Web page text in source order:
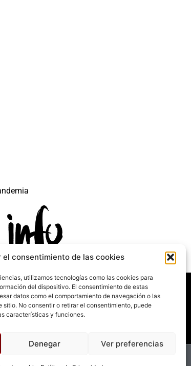
el consentimiento de las cookies
utilizamos tecnologías como las cookies para
del dispositivo. El consentimiento de estas
datos como el comportamiento de navegación o las
No consentir o retirar el consentimiento, puede
características y funciones.
Denegar Ver preferencias
Recuperación y Resilencia.